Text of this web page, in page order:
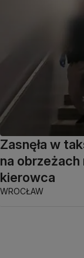
Zasnęła w
na obrzeżach
kierowca
WROCŁAW